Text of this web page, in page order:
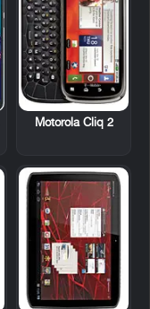
Motorola Cliq 2